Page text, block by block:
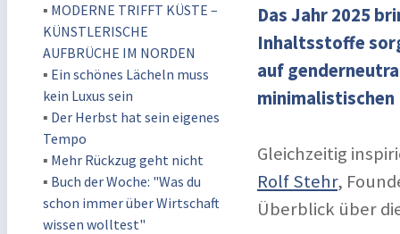
▪ MODERNE TRIFFT KÜSTE –
KÜNSTLERISCHE
AUFBRÜCHE IM NORDEN
▪ Ein schönes Lächeln muss
kein Luxus sein
▪ Der Herbst hat sein eigenes
Tempo
▪ Mehr Rückzug geht nicht
▪ Buch der Woche: "Was du
schon immer über Wirtschaft
wissen wolltest"
Das Jahr 2025
Inhaltsstoffe
auf
Gleichzeitig
Rolf Stehr,
Überblick über